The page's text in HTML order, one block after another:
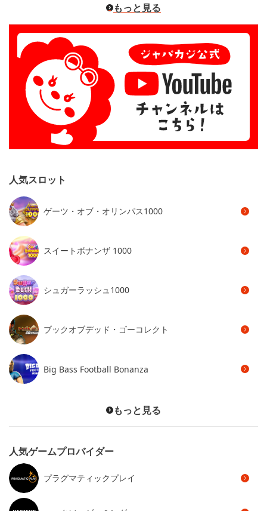
もっと見る
人気スロット
ゲーツ・オブ・オリンパス1000
スイートボナンザ 1000
シュガーラッシュ1000
ブックオブデッド・ゴーコレクト
Big Bass Football Bonanza
もっと見る
人気ゲームプロバイダー
プラグマティックプレイ